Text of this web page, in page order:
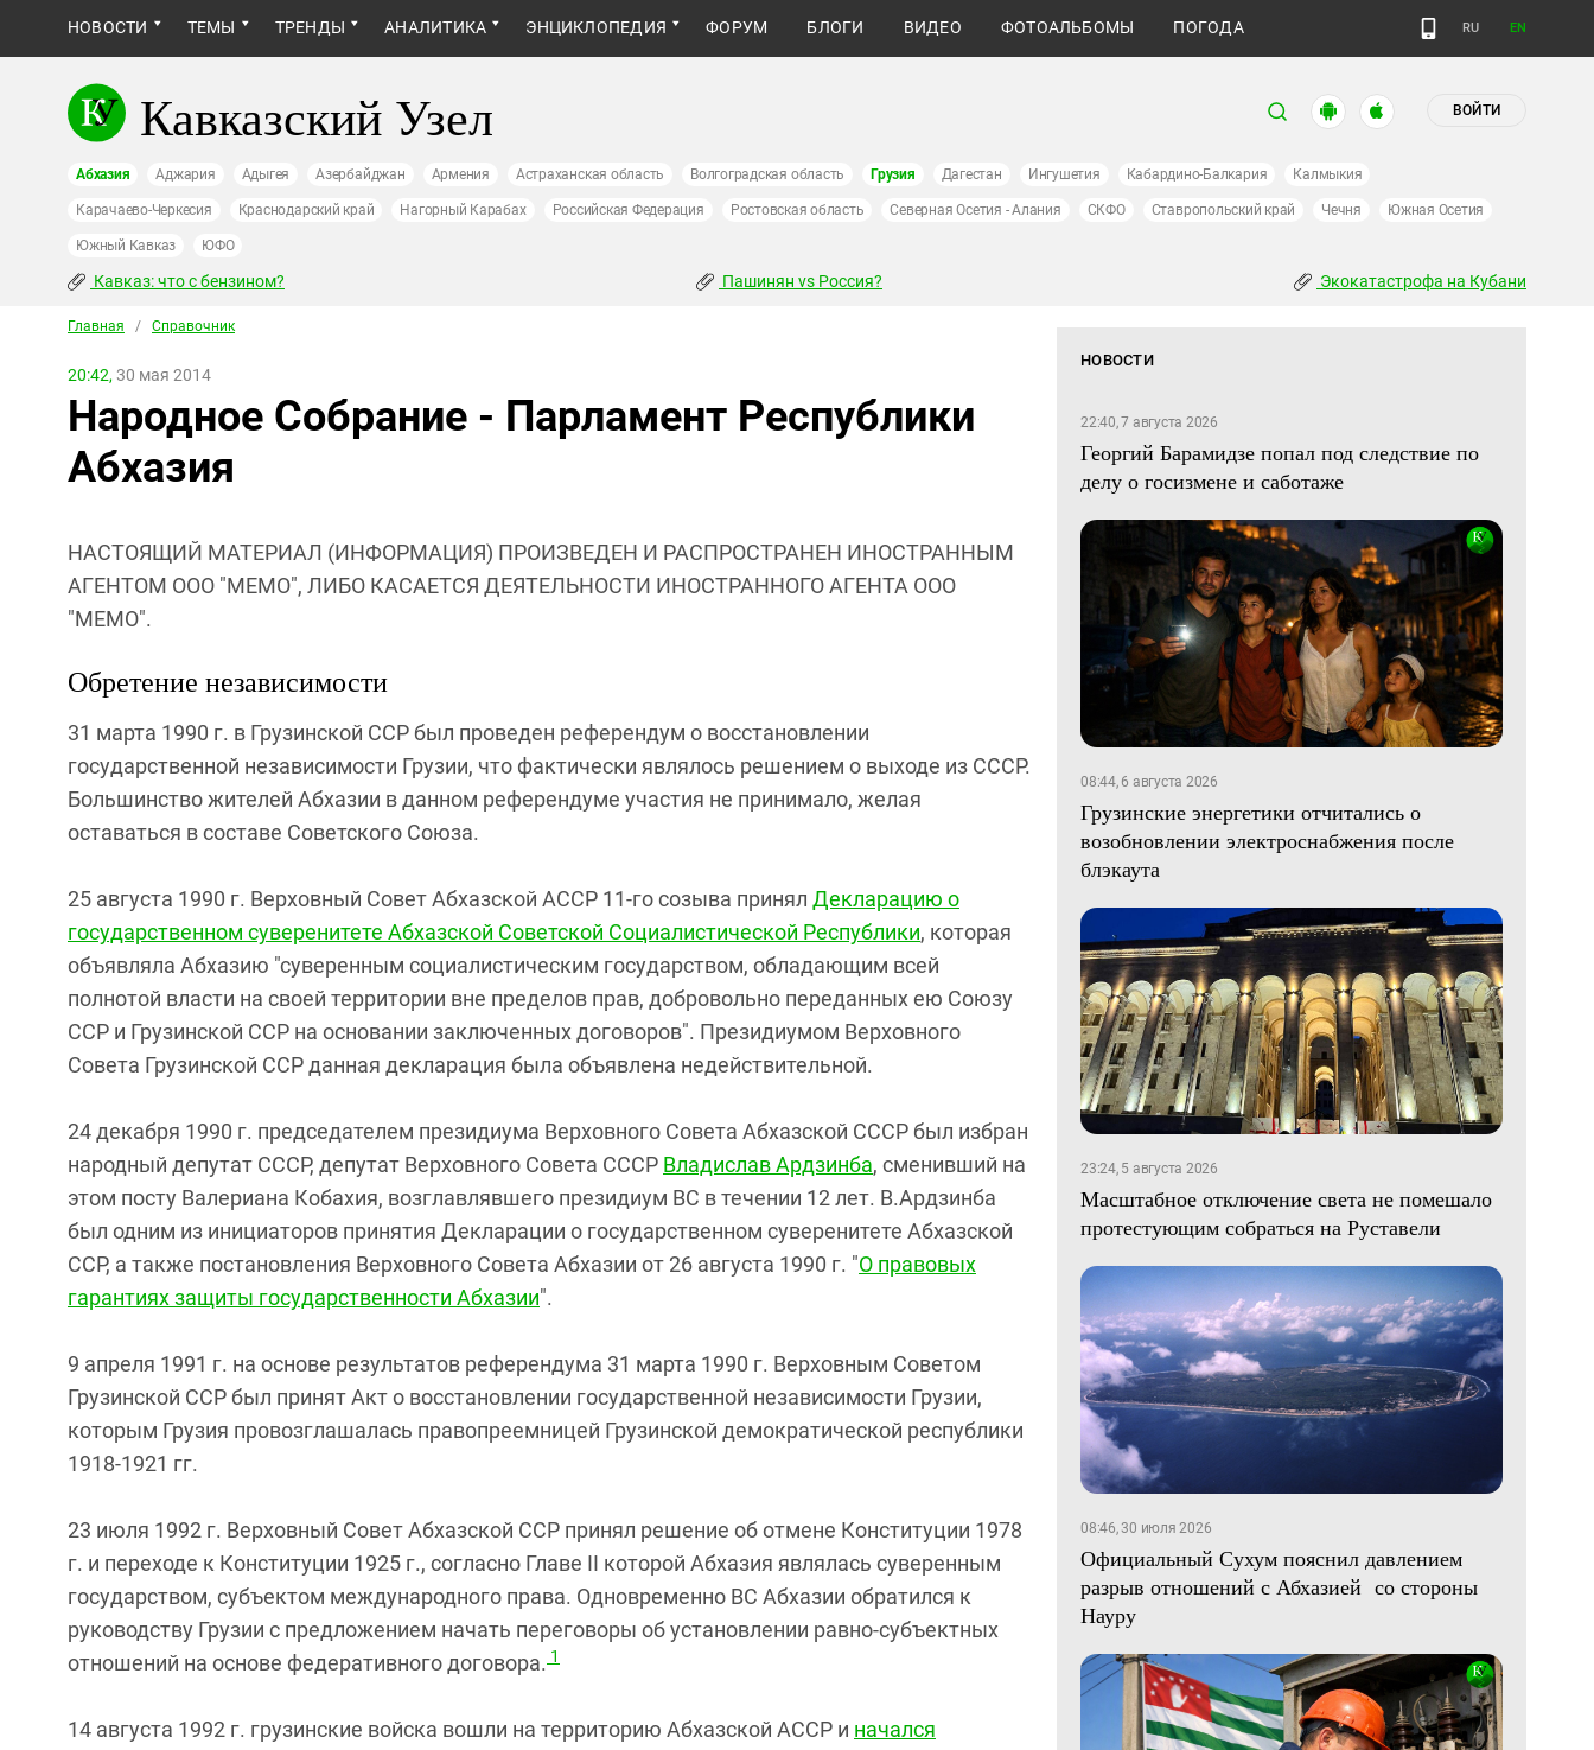
НОВОСТИ ТЕМЫ ТРЕНДЫ АНАЛИТИКА ЭНЦИКЛОПЕДИЯ ФОРУМ БЛОГИ ВИДЕО ФОТОАЛЬБОМЫ ПОГОДА RU EN
Кавказский Узел ВОЙТИ
Абхазия Аджария Адыгея Азербайджан Армения Астраханская область Волгоградская область Грузия Дагестан Ингушетия Кабардино-Балкария Калмыкия
Карачаево-Черкесия Краснодарский край Нагорный Карабах Российская Федерация Ростовская область Северная Осетия - Алания СКФО Ставропольский край Чечня Южная Осетия
Южный Кавказ ЮФО
Кавказ: что с бензином? Пашинян vs Россия? Экокатастрофа на Кубани
Главная / Справочник
20:42, 30 мая 2014
Народное Собрание - Парламент Республики
Абхазия
НАСТОЯЩИЙ МАТЕРИАЛ (ИНФОРМАЦИЯ) ПРОИЗВЕДЕН И РАСПРОСТРАНЕН ИНОСТРАННЫМ
АГЕНТОМ ООО "МЕМО", ЛИБО КАСАЕТСЯ ДЕЯТЕЛЬНОСТИ ИНОСТРАННОГО АГЕНТА ООО
"МЕМО".
Обретение независимости
31 марта 1990 г. в Грузинской ССР был проведен референдум о восстановлении
государственной независимости Грузии, что фактически являлось решением о выходе из СССР.
Большинство жителей Абхазии в данном референдуме участия не принимало, желая
оставаться в составе Советского Союза.
25 августа 1990 г. Верховный Совет Абхазской АССР 11-го созыва принял Декларацию о
государственном суверенитете Абхазской Советской Социалистической Республики, которая
объявляла Абхазию "суверенным социалистическим государством, обладающим всей
полнотой власти на своей территории вне пределов прав, добровольно переданных ею Союзу
ССР и Грузинской ССР на основании заключенных договоров". Президиумом Верховного
Совета Грузинской ССР данная декларация была объявлена недействительной.
24 декабря 1990 г. председателем президиума Верховного Совета Абхазской СССР был избран
народный депутат СССР, депутат Верховного Совета СССР Владислав Ардзинба, сменивший на
этом посту Валериана Кобахия, возглавлявшего президиум ВС в течении 12 лет. В.Ардзинба
был одним из инициаторов принятия Декларации о государственном суверенитете Абхазской
ССР, а также постановления Верховного Совета Абхазии от 26 августа 1990 г. "О правовых
гарантиях защиты государственности Абхазии".
9 апреля 1991 г. на основе результатов референдума 31 марта 1990 г. Верховным Советом
Грузинской ССР был принят Акт о восстановлении государственной независимости Грузии,
которым Грузия провозглашалась правопреемницей Грузинской демократической республики
1918-1921 гг.
23 июля 1992 г. Верховный Совет Абхазской ССР принял решение об отмене Конституции 1978
г. и переходе к Конституции 1925 г., согласно Главе II которой Абхазия являлась суверенным
государством, субъектом международного права. Одновременно ВС Абхазии обратился к
руководству Грузии с предложением начать переговоры об установлении равно-субъектных
отношений на основе федеративного договора. 1
14 августа 1992 г. грузинские войска вошли на территорию Абхазской АССР и начался
НОВОСТИ
22:40, 7 августа 2026
Георгий Барамидзе попал под следствие по
делу о госизмене и саботаже
08:44, 6 августа 2026
Грузинские энергетики отчитались о
возобновлении электроснабжения после
блэкаута
23:24, 5 августа 2026
Масштабное отключение света не помешало
протестующим собраться на Руставели
08:46, 30 июля 2026
Официальный Сухум пояснил давлением
разрыв отношений с Абхазией со стороны
Науру